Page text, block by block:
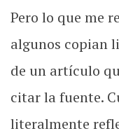
Pero lo que me
algunos copian
de un artículo
citar la fuente.
literalmente